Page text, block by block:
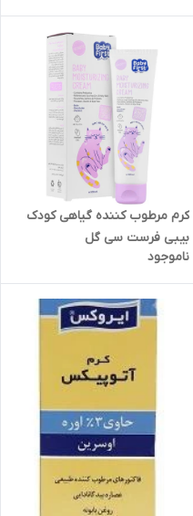
کرم مرطوب کننده گیاهی کودک
بیبی فرست سی گل
ناموجود